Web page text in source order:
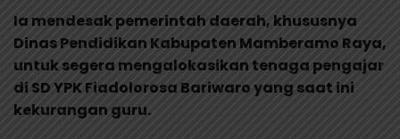
Ia mendesak pemerintah daerah, khususnya
Dinas Pendidikan Kabupaten Mamberamo Raya,
untuk segera mengalokasikan tenaga pengajar
di SD YPK Fiadolorosa Bariwaro yang saat ini
kekurangan guru.